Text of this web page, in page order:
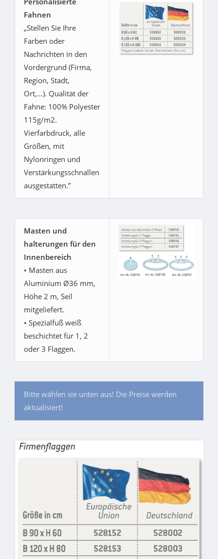
Fahnen
„Stellen Sie Ihre
Farben oder
Nachrichten in den
Vordergrund (Firma,
Region, Stadt,
Ort,…). Qualität der
Fahne: 100% Polyester
115g/m2.
Vierfarbdruck, alle
Größen, mit
Nylonringen und
Verstärkungsschnallen
ausgestatten.”
Masten und
halterungen für den
Innenbereich
• Masten aus
Aluminium Ø36 mm,
Höhe 2 m, Seil
mitgeliefert.
• Spezialfuß weiß
beschichtet für 1, 2
oder 3 Flaggen.
Bitte wählen sie unten aus! Die Preise werden
aktualisiert!